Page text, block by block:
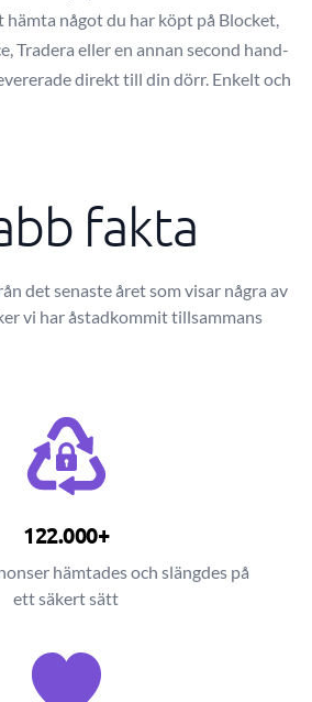
hämta något du har köpt på Blocket,
Tradera eller en annan second hand-
direkt till din dörr. Enkelt och
fakta
det senaste året som visar några av
vi har åstadkommit tillsammans
122.000+
hämtades och slängdes på
ett säkert sätt